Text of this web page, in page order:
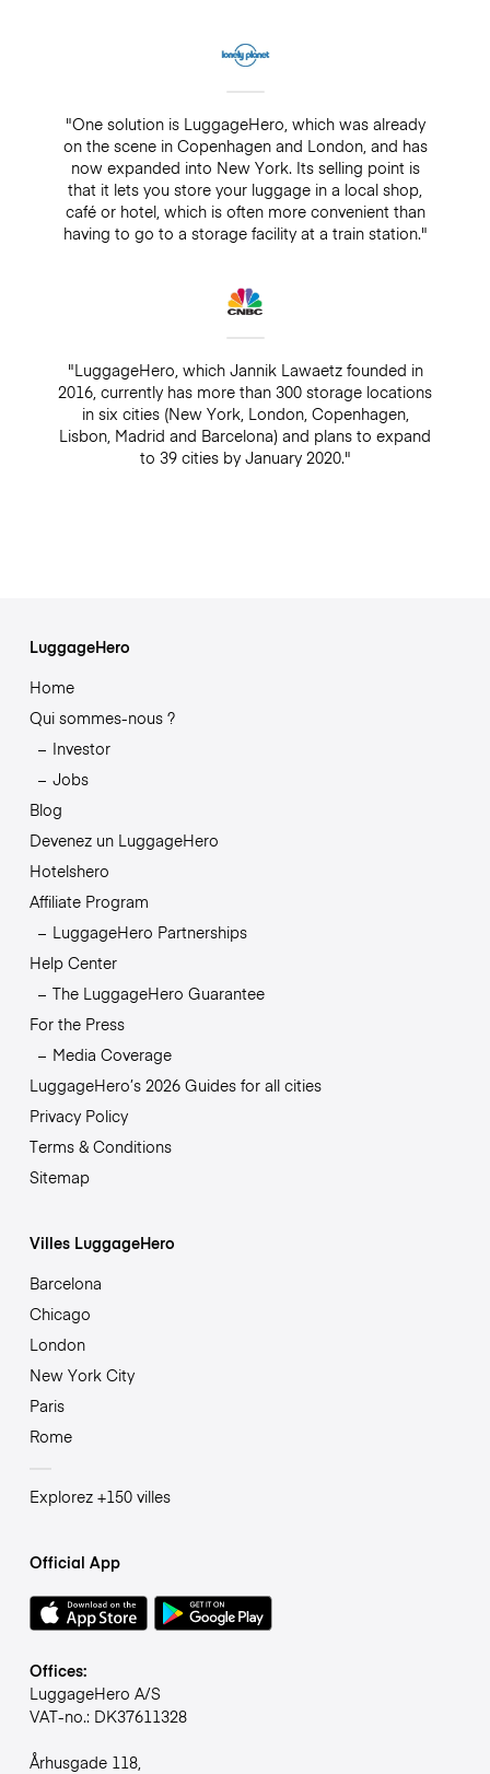
"One solution is LuggageHero, which was already
on the scene in Copenhagen and London, and has
now expanded into New York. Its selling point is
that it lets you store your luggage in a local shop,
café or hotel, which is often more convenient than
having to go to a storage facility at a train station."
"LuggageHero, which Jannik Lawaetz founded in
2016, currently has more than 300 storage locations
in six cities (New York, London, Copenhagen,
Lisbon, Madrid and Barcelona) and plans to expand
to 39 cities by January 2020."
LuggageHero
Home
Qui sommes-nous ?
Investor
Jobs
Blog
Devenez un LuggageHero
Hotelshero
Affiliate Program
LuggageHero Partnerships
Help Center
The LuggageHero Guarantee
For the Press
Media Coverage
LuggageHero’s 2026 Guides for all cities
Privacy Policy
Terms & Conditions
Sitemap
Villes LuggageHero
Barcelona
Chicago
London
New York City
Paris
Rome
Explorez +150 villes
Official App
Offices:
LuggageHero A/S
VAT-no.: DK37611328
Århusgade 118,